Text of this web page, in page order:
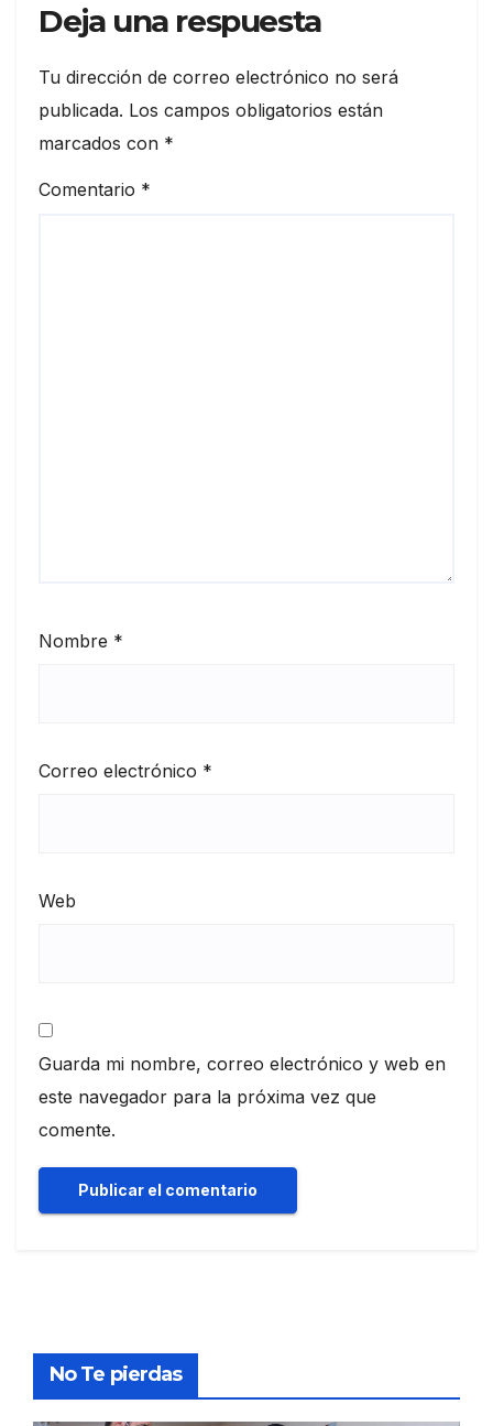
Deja una respuesta
Tu dirección de correo electrónico no será
publicada. Los campos obligatorios están
marcados con *
Comentario *
Nombre *
Correo electrónico *
Web
Guarda mi nombre, correo electrónico y web en
este navegador para la próxima vez que
comente.
No Te pierdas